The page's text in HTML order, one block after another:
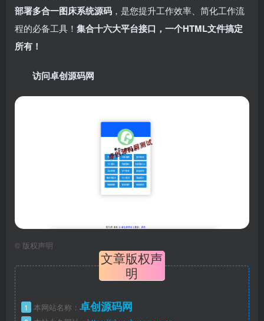
部署多合一图床系统源码 ，是您提升工作效率、简化工作流
程的必备工具！​ 集合十六大平台接口，一个HTML文件搞定
所有！​
访问卓创源码网
© 版权声明
文章版权声
明
1 本网站名称： 卓创源码网